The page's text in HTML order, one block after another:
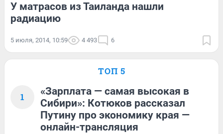
У матрасов из Таиланда нашли
радиацию
5 июля, 2014, 10:59 4 493 6
ТОП 5
1
«Зарплата — самая высокая в
Сибири»: Котюков рассказал
Путину про экономику края —
онлайн-трансляция